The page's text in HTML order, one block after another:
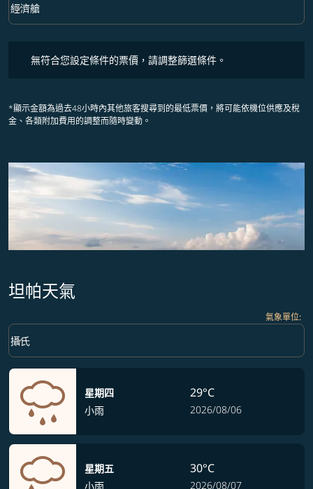
艙等 option 經濟艙 Selected
經濟艙
keyboard_arrow_down
無符合您設定條件的票價，請調整篩選條件。
*顯示金額為過去48小時內其他旅客搜尋到的最低票價，將可能依機位供應及稅
金、各類附加費用的調整而隨時變動。
坦帕天氣
氣象單位:
Weather unit option 攝氏 Selected
攝氏
keyboard_arrow_down
星期四
小雨
29°C
2026/08/06
星期五
小雨
30°C
2026/08/07